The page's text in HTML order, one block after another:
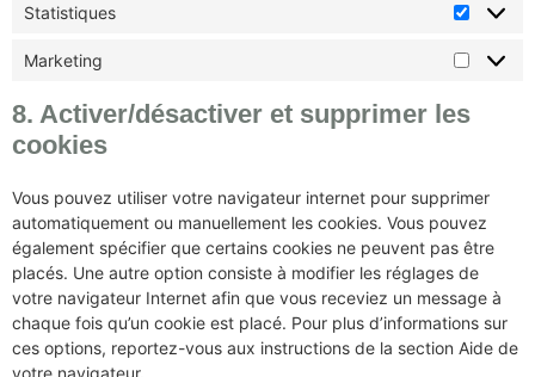
Statistiques
Marketing
8. Activer/désactiver et supprimer les
cookies
Vous pouvez utiliser votre navigateur internet pour supprimer
automatiquement ou manuellement les cookies. Vous pouvez
également spécifier que certains cookies ne peuvent pas être
placés. Une autre option consiste à modifier les réglages de
votre navigateur Internet afin que vous receviez un message à
chaque fois qu’un cookie est placé. Pour plus d’informations sur
ces options, reportez-vous aux instructions de la section Aide de
votre navigateur.